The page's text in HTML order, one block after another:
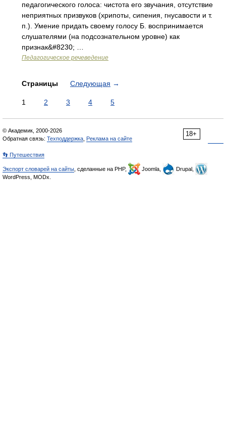
педагогического голоса: чистота его звучания, отсутствие
неприятных призвуков (хрипоты, сипения, гнусавости и т.
п.). Умение придать своему голосу Б. воспринимается
слушателями (на подсознательном уровне) как
признак&#8230; …
Педагогическое речеведение
Страницы Следующая →
1 2 3 4 5
18+
© Академик, 2000-2026
Обратная связь: Техподдержка Реклама на сайте
👣 Путешествия
Экспорт словарей на сайты , сделанные на PHP, Joomla,
Drupal,
WordPress, MODx.